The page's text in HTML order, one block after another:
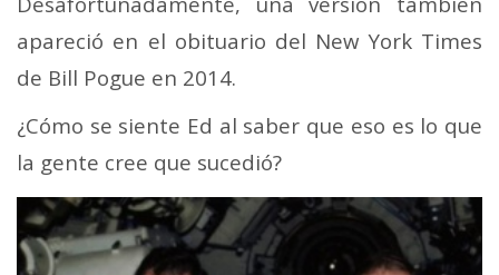
apareció en el obituario del New York Times
de Bill Pogue en 2014.
¿Cómo se siente Ed al saber que eso es lo que
la gente cree que sucedió?